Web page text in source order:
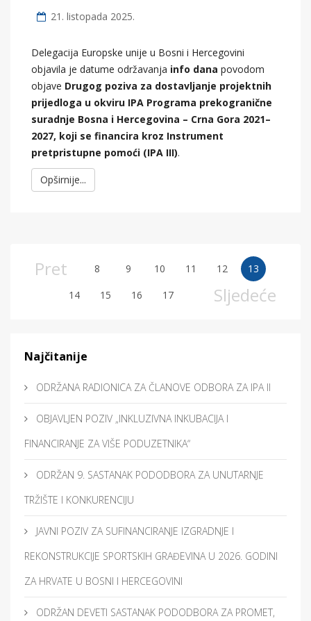
21. listopada 2025.
Delegacija Europske unije u Bosni i Hercegovini
objavila je datume održavanja info dana povodom
objave Drugog poziva za dostavljanje projektnih
prijedloga u okviru IPA Programa prekogranične
suradnje Bosna i Hercegovina – Crna Gora 2021–
2027, koji se financira kroz Instrument
pretpristupne pomoći (IPA III).
Opširnije...
Pret 8 9 10 11 12
13
14
15 16 17 Sljedeće
Najčitanije
ODRŽANA RADIONICA ZA ČLANOVE ODBORA ZA IPA II
OBJAVLJEN POZIV „INKLUZIVNA INKUBACIJA I
FINANCIRANJE ZA VIŠE PODUZETNIKA“
ODRŽAN 9. SASTANAK PODODBORA ZA UNUTARNJE
TRŽIŠTE I KONKURENCIJU
JAVNI POZIV ZA SUFINANCIRANJE IZGRADNJE I
REKONSTRUKCIJE SPORTSKIH GRAĐEVINA U 2026. GODINI
ZA HRVATE U BOSNI I HERCEGOVINI
ODRŽAN DEVETI SASTANAK PODODBORA ZA PROMET,